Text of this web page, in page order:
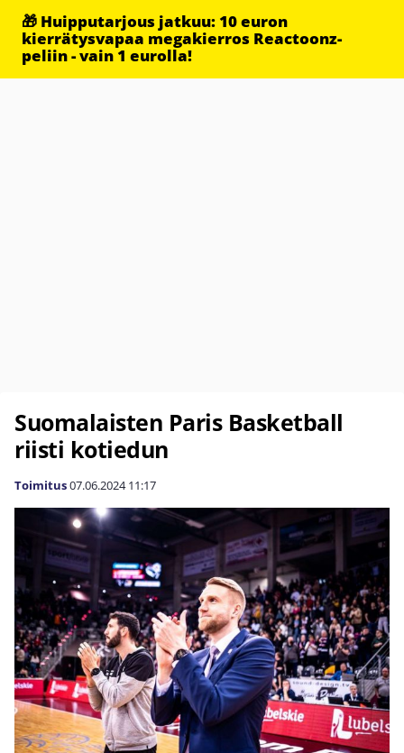
🎁 Huipputarjous jatkuu: 10 euron
kierrätysvapaa megakierros Reactoonz-
peliin - vain 1 eurolla!
Suomalaisten Paris Basketball
riisti kotiedun
Toimitus07.06.2024 11:17